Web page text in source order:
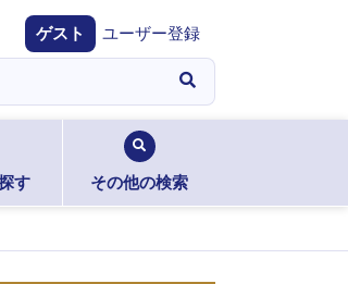
ゲスト ユーザー登録
す その他の検索